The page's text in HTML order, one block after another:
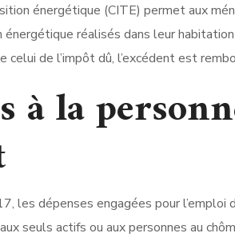
énergétique (CITE) permet aux
énergétique réalisés dans leur
celui de l’impôt dû, l’excédent est
à la
les dépenses engagées pour l’emploi
seuls actifs ou aux personnes au